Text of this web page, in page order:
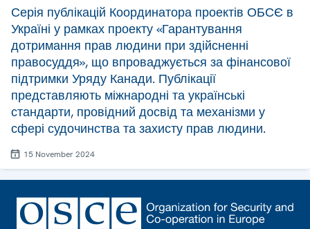
Серія публікацій Координатора проектів ОБСЄ в
Україні у рамках проекту «Гарантування
дотримання прав людини при здійсненні
правосуддя», що впроваджується за фінансової
підтримки Уряду Канади. Публікації
представляють міжнародні та українські
стандарти, провідний досвід та механізми у
сфері судочинства та захисту прав людини.
15 November 2024